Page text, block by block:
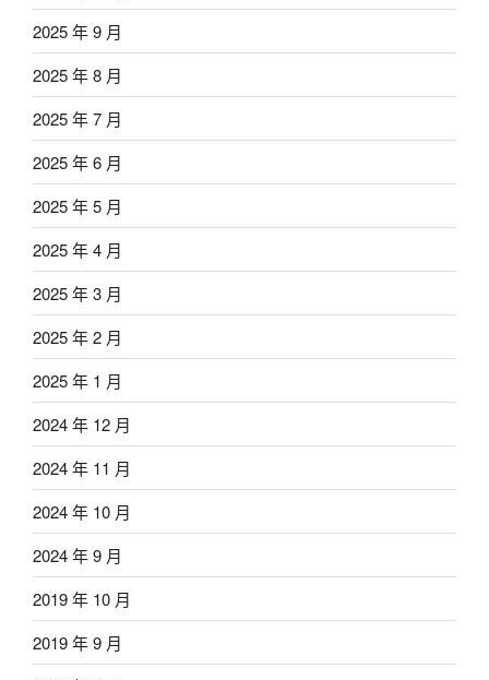
2025 年 9 月
2025 年 8 月
2025 年 7 月
2025 年 6 月
2025 年 5 月
2025 年 4 月
2025 年 3 月
2025 年 2 月
2025 年 1 月
2024 年 12 月
2024 年 11 月
2024 年 10 月
2024 年 9 月
2019 年 10 月
2019 年 9 月